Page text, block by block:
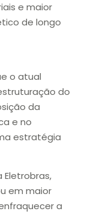
e maior
de longo
o atual
do
da
e no
estratégia
Eletrobras,
em maior
a